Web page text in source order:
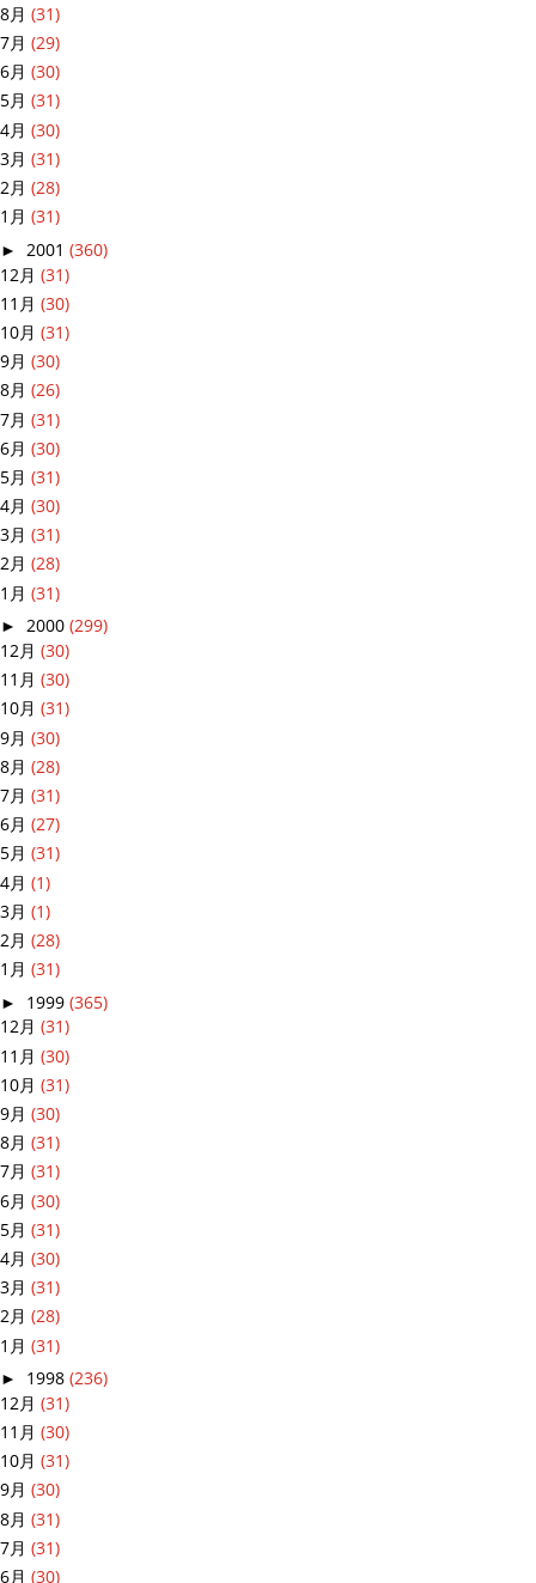
8月 (31)
7月 (29)
6月 (30)
5月 (31)
4月 (30)
3月 (31)
2月 (28)
1月 (31)
► 2001 (360)
12月 (31)
11月 (30)
10月 (31)
9月 (30)
8月 (26)
7月 (31)
6月 (30)
5月 (31)
4月 (30)
3月 (31)
2月 (28)
1月 (31)
► 2000 (299)
12月 (30)
11月 (30)
10月 (31)
9月 (30)
8月 (28)
7月 (31)
6月 (27)
5月 (31)
4月 (1)
3月 (1)
2月 (28)
1月 (31)
► 1999 (365)
12月 (31)
11月 (30)
10月 (31)
9月 (30)
8月 (31)
7月 (31)
6月 (30)
5月 (31)
4月 (30)
3月 (31)
2月 (28)
1月 (31)
► 1998 (236)
12月 (31)
11月 (30)
10月 (31)
9月 (30)
8月 (31)
7月 (31)
6月 (30)